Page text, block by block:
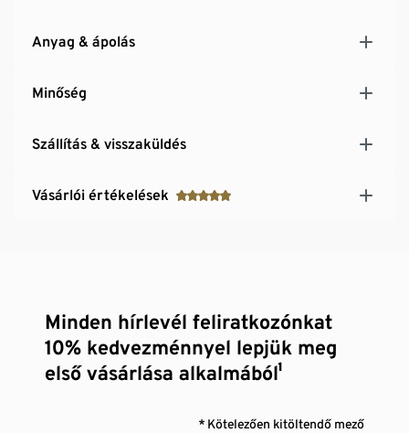
Anyag & ápolás
Minőség
Szállítás & visszaküldés
Vásárlói értékelések
Minden hírlevél feliratkozónkat
10% kedvezménnyel lepjük meg
első vásárlása alkalmából¹
* Kötelezően kitöltendő mező